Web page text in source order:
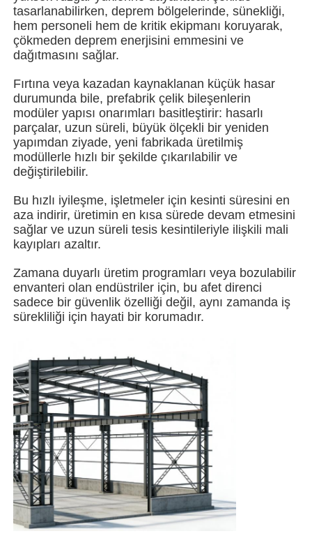
Hakkımızda
Fabrika turu
Kalite kontrol
Bize ulaşın
Haberler
Teklif isteği
Çelik Yapı Atölyesi
Çelik yapı deposu
Çelik Yapı Şedi
Ağır Çelik Yapı
tasarlanabilirken, deprem bölgelerinde, sünekliği,
hem personeli hem de kritik ekipmanı koruyarak,
çökmeden deprem enerjisini emmesini ve
dağıtmasını sağlar.
Fırtına veya kazadan kaynaklanan küçük hasar
durumunda bile, prefabrik çelik bileşenlerin
modüler yapısı onarımları basitleştirir: hasarlı
parçalar, uzun süreli, büyük ölçekli bir yeniden
yapımdan ziyade, yeni fabrikada üretilmiş
modüllerle hızlı bir şekilde çıkarılabilir ve
değiştirilebilir.
Bu hızlı iyileşme, işletmeler için kesinti süresini en
aza indirir, üretimin en kısa sürede devam etmesini
sağlar ve uzun süreli tesis kesintileriyle ilişkili mali
kayıpları azaltır.
Zamana duyarlı üretim programları veya bozulabilir
envanteri olan endüstriler için, bu afet direnci
sadece bir güvenlik özelliği değil, aynı zamanda iş
sürekliliği için hayati bir korumadır.